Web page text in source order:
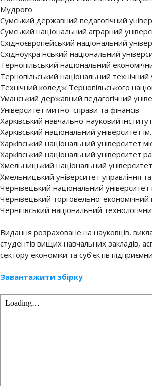
Мудрого
Сумський державний педагогічний
Сумський національний аграрний
Східноєвропейський національний
Східноукраїнський національний
Тернопільський національний
Тернопільський національний
Технічний коледж Тернопільського
Уманський державний педагогічний
Університет митної справи та фінансів
Харківський навчально-науковий
Харківський національний університет
Харківський національний університет
Харківський національний університет
Хмельницький національний університет
Хмельницький університет управління
Чернівецький національний
Чернівецький торговельно-економічний
Чернігівський національний
Видання розраховане на науковців,
студентів вищих навчальних закладів,
сектору економіки та суб’єктів
Завантажити збірку